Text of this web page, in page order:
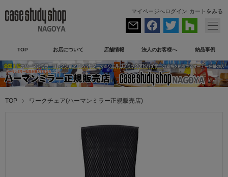
マイページへログイン カートをみる
TOP お店について 店舗情報 法人のお客様へ 納品事例
TOP ワークチェア(ハーマンミラー正規販売店)